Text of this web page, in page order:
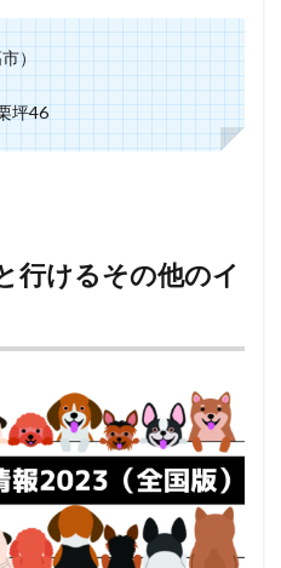
）
坪46
行けるその他のイ